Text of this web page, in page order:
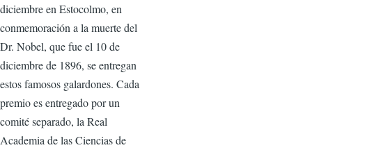
diciembre en Estocolmo, en
conmemoración a la muerte del
Dr. Nobel, que fue el 10 de
diciembre de 1896, se entregan
estos famosos galardones. Cada
premio es entregado por un
comité separado, la Real
Academia de las Ciencias de